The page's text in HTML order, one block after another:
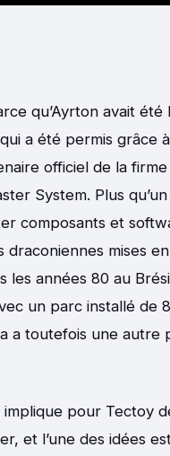
qu’Ayrton avait été
a été permis grâce
officiel de la
System. Plus
composants et
mises
les années 80 au
un parc installé de
a toutefois une
pour Tectoy
et l’une des idées